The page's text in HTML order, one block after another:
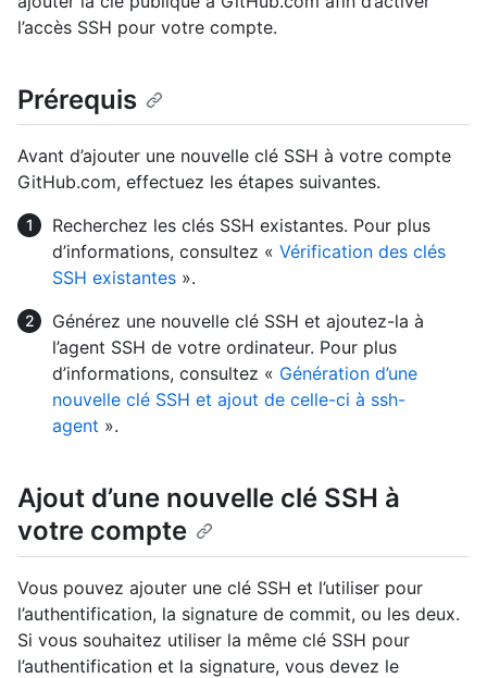
l’accès SSH pour votre compte.
Prérequis
Avant d’ajouter une nouvelle clé SSH à votre compte
GitHub.com, effectuez les étapes suivantes.
Recherchez les clés SSH existantes. Pour plus
d’informations, consultez « Vérification des clés
SSH existantes ».
Générez une nouvelle clé SSH et ajoutez-la à
l’agent SSH de votre ordinateur. Pour plus
d’informations, consultez « Génération d’une
nouvelle clé SSH et ajout de celle-ci à ssh-
agent ».
Ajout d’une nouvelle clé SSH à
votre compte
Vous pouvez ajouter une clé SSH et l’utiliser pour
l’authentification, la signature de commit, ou les deux.
Si vous souhaitez utiliser la même clé SSH pour
l’authentification et la signature, vous devez le